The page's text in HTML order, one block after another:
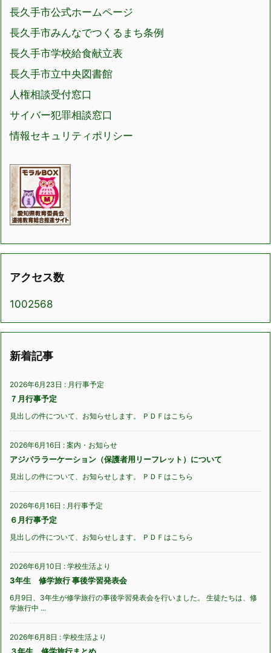
長久手市公式ホームページ
長久手市みんなでつくるまち条例
長久手市学校給食献立表
長久手市立中央図書館
人権相談受付窓口
サイバー犯罪相談窓口
情報セキュリティポリシー
アクセス数
1002568
新着記事
2026年6月23日 : 月行事予定
７月行事予定
見出しの件について、お知らせします。 ＰＤＦはこちら
2026年6月16日 : 案内・お知らせ
アジパララーケーション（保護者用リーフレット）について
見出しの件について、お知らせします。 ＰＤＦはこちら
2026年6月16日 : 月行事予定
６月行事予定
見出しの件について、お知らせします。 ＰＤＦはこちら
2026年6月10日 : 学校生活より
3年生 修学旅行 事後学習発表会
6月9日、3年生が修学旅行の事後学習発表会を行いました。 生徒たちは、修
学旅行中 ...
2026年6月8日 : 学校生活より
３年生 修学旅行まとめ